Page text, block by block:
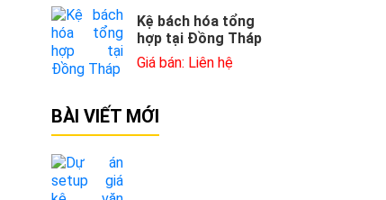
Kệ bách hóa tổng
hợp tại Đồng Tháp
Giá bán: Liên hệ
BÀI VIẾT MỚI